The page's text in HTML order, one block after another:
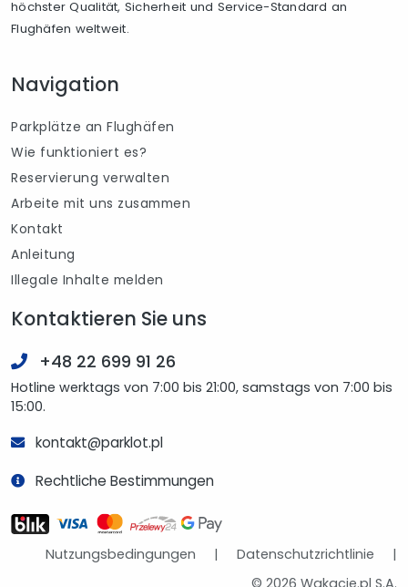
höchster Qualität, Sicherheit und Service-Standard an
Flughäfen weltweit.
Navigation
Parkplätze an Flughäfen
Wie funktioniert es?
Reservierung verwalten
Arbeite mit uns zusammen
Kontakt
Anleitung
Illegale Inhalte melden
Kontaktieren Sie uns
+48 22 699 91 26
Hotline werktags von 7:00 bis 21:00, samstags von 7:00 bis
15:00.
kontakt@parklot.pl
Rechtliche Bestimmungen
Nutzungsbedingungen | Datenschutzrichtlinie
|